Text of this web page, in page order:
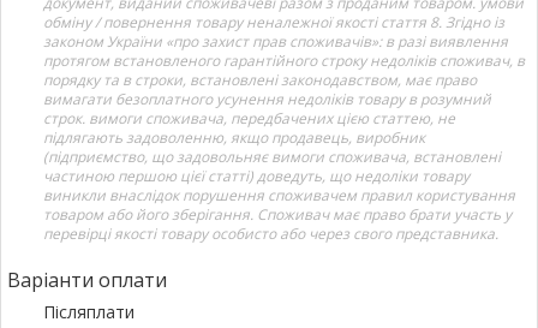
обміну / повернення товару неналежної якості стаття 8. Згідно із
законом України «про захист прав споживачів»: в разі виявлення
протягом встановленого гарантійного строку недоліків споживач, в
порядку та в строки, встановлені законодавством, має право
вимагати безоплатного усунення недоліків товару в розумний
строк. вимоги споживача, передбачених цією статтею, не
підлягають задоволенню, якщо продавець, виробник
(підприємство, що задовольняє вимоги споживача, встановлені
частиною першою цієї статті) доведуть, що недоліки товару
виникли внаслідок порушення споживачем правил користування
товаром або його зберігання. Споживач має право брати участь у
перевірці якості товару особисто або через свого представника.
Варіанти оплати
Післяплати